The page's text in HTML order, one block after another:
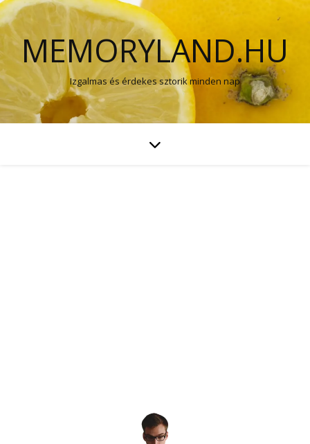
MEMORYLAND.HU
Izgalmas és érdekes sztorik minden nap